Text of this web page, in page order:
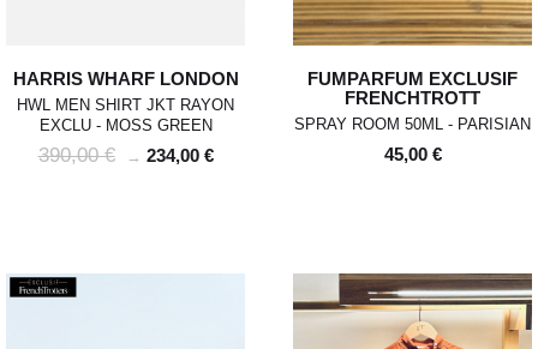
HARRIS WHARF LONDON
HWL MEN SHIRT JKT RAYON
EXCLU - MOSS GREEN
390,00 € → 234,00 €
FUMPARFUM EXCLUSIF
FRENCHTROTT
SPRAY ROOM 50ML - PARISIAN
45,00 €